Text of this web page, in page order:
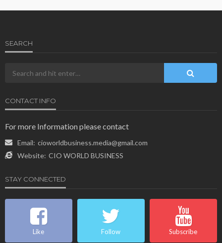
SEARCH
CONTACT INFO
For more Information please contact
Email: cioworldbusiness.media@gmail.com
Website: CIO WORLD BUSINESS
STAY CONNECTED
Like Follow Subscribe